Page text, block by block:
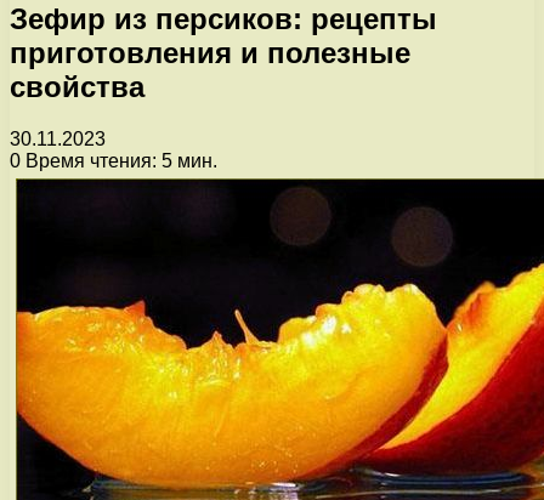
Зефир из персиков: рецепты
приготовления и полезные
свойства
30.11.2023
0 Время чтения: 5 мин.